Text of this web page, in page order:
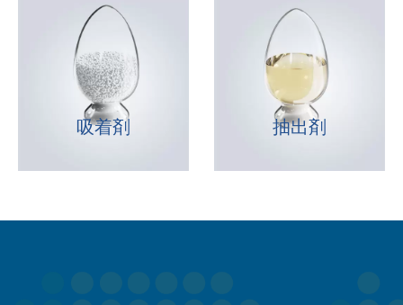
吸着剤 抽出剤